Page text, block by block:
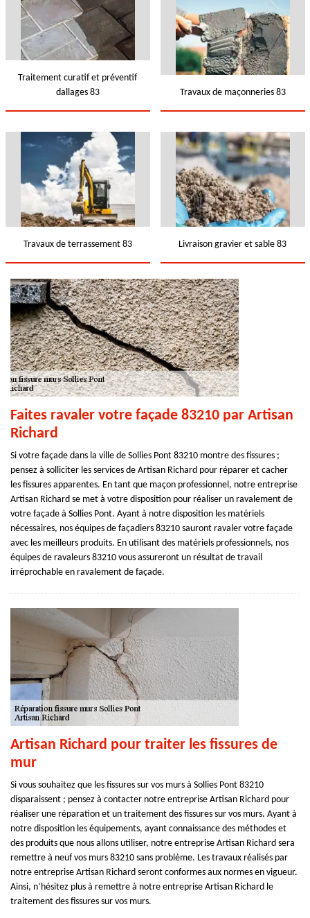
Traitement curatif et préventif
dallages 83
Travaux de maçonneries 83
Travaux de terrassement 83 Livraison gravier et sable 83
Faites ravaler votre façade 83210 par Artisan
Richard
Si votre façade dans la ville de Sollies Pont 83210 montre des fissures ;
pensez à solliciter les services de Artisan Richard pour réparer et cacher
les fissures apparentes. En tant que maçon professionnel, notre entreprise
Artisan Richard se met à votre disposition pour réaliser un ravalement de
votre façade à Sollies Pont. Ayant à notre disposition les matériels
nécessaires, nos équipes de façadiers 83210 sauront ravaler votre façade
avec les meilleurs produits. En utilisant des matériels professionnels, nos
équipes de ravaleurs 83210 vous assureront un résultat de travail
irréprochable en ravalement de façade.
Artisan Richard pour traiter les fissures de
mur
Si vous souhaitez que les fissures sur vos murs à Sollies Pont 83210
disparaissent ; pensez à contacter notre entreprise Artisan Richard pour
réaliser une réparation et un traitement des fissures sur vos murs. Ayant à
notre disposition les équipements, ayant connaissance des méthodes et
des produits que nous allons utiliser, notre entreprise Artisan Richard sera
remettre à neuf vos murs 83210 sans problème. Les travaux réalisés par
notre entreprise Artisan Richard seront conformes aux normes en vigueur.
Ainsi, n’hésitez plus à remettre à notre entreprise Artisan Richard le
traitement des fissures sur vos murs.